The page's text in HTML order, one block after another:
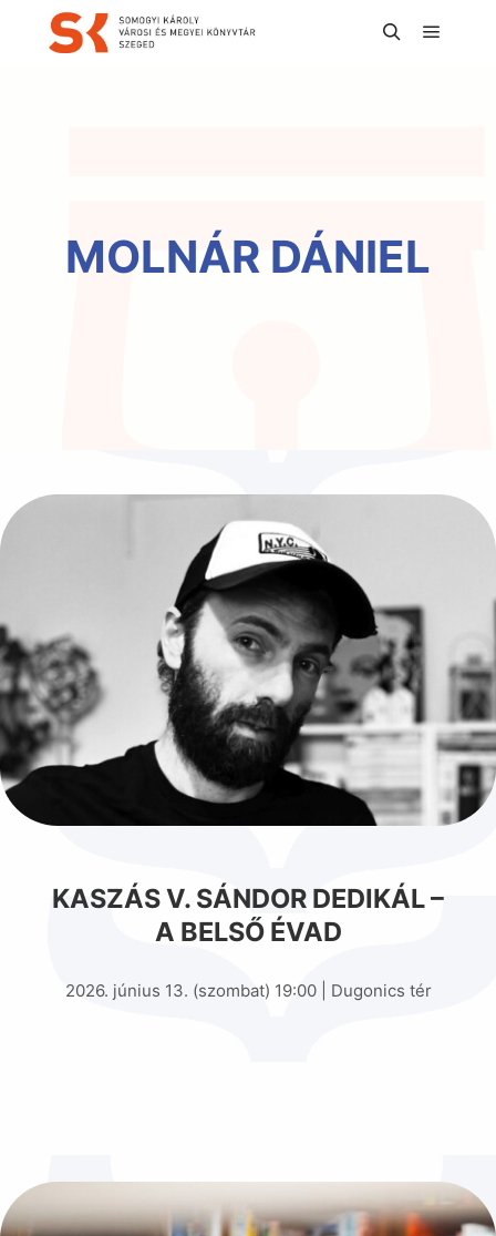
MOLNÁR DÁNIEL
KASZÁS V. SÁNDOR DEDIKÁL –
A BELSŐ ÉVAD
2026. június 13. (szombat) 19:00 | Dugonics tér